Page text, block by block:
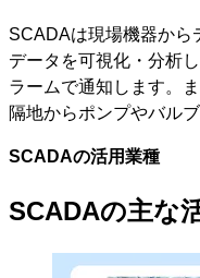
SCADAは現場機器から
データを可視化・分析
ラームで通知します。
隔地からポンプやバル
SCADAの活用業種
SCADAの主な